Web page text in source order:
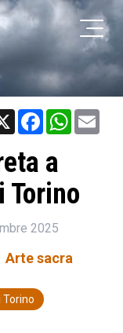
X Facebook
a
Torino
2025
Arte sacra